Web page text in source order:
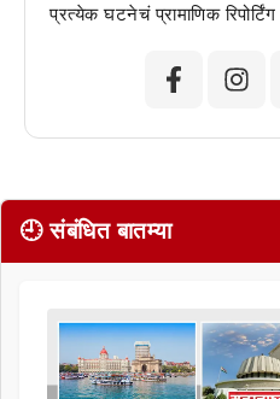
प्रत्येक घटनेचं प्रामाणिक
🕘 संबंधित बातम्या